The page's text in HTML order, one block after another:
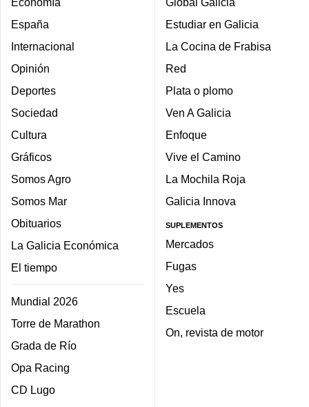
España
Internacional
Opinión
Deportes
Sociedad
Cultura
Gráficos
Somos Agro
Somos Mar
Obituarios
La Galicia Económica
El tiempo
Mundial 2026
Torre de Marathon
Grada de Río
Opa Racing
CD Lugo
Estudiar en Galicia
La Cocina de Frabisa
Red
Plata o plomo
Ven A Galicia
Enfoque
Vive el Camino
La Mochila Roja
Galicia Innova
SUPLEMENTOS
Mercados
Fugas
Yes
Escuela
On, revista de motor